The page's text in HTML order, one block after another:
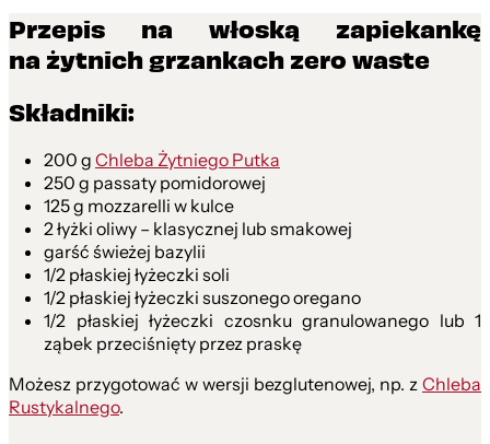
Przepis na włoską zapiekankę
na żytnich grzankach zero waste
Składniki:
200 gChleba Żytniego Putka
250 g passaty pomidorowej
125 g mozzarelli w kulce
2 łyżki oliwy – klasycznej lub smakowej
garść świeżej bazylii
1/2 płaskiej łyżeczki soli
1/2 płaskiej łyżeczki suszonego oregano
1/2 płaskiej łyżeczki czosnku granulowanego lub 1
ząbek przeciśnięty przez praskę
Możesz przygotować w wersji bezglutenowej, np. zChleba
Rustykalnego.